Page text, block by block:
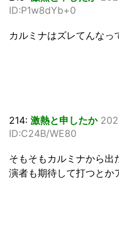
ID:P1w8dYb+0
カルミナはズレてんなっ
214: 激熱と申したか
ID:C24B/WE80
そもそもカルミナから出
演者も期待して打つとか